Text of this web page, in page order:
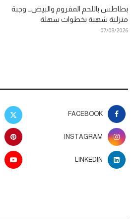
بطاطس باللحم المفروم والبيض… وجبة
منزلية شهية بخطوات سهلة
07/08/2026
FACEBOOK
INSTAGRAM
LINKEDIN